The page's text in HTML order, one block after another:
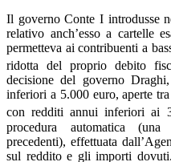
Il governo Conte I introdusse
relativo anch’esso a cartelle
permetteva ai contribuenti a
ridotta del proprio debito
decisione del governo
inferiori a 5.000 euro, aperte
con redditi annui inferiori ai
procedura automatica
precedenti), effettuata
sul reddito e gli importi